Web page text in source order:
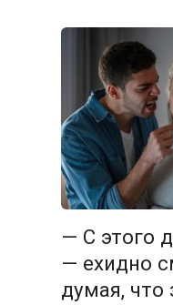
— С этого
— ехидно
думая, что